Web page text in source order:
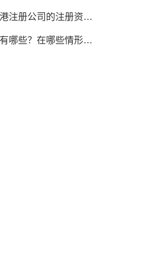
注册资本最低需要多少？
形下公司不得收购本公司股份